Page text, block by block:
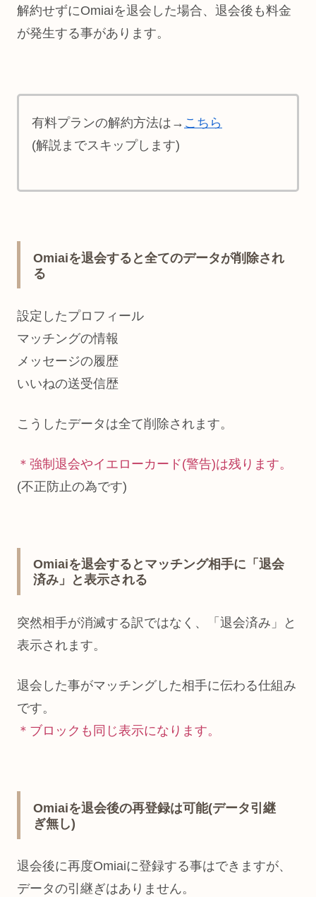
解約せずにOmiaiを退会した場合、退会後も料金
が発生する事があります。
有料プランの解約方法は→ こちら
(解説までスキップします)
Omiaiを退会すると全てのデータが削除され
る
設定したプロフィール
マッチングの情報
メッセージの履歴
いいねの送受信歴
こうしたデータは全て削除されます。
＊強制退会やイエローカード(警告)は残ります。
(不正防止の為です)
Omiaiを退会するとマッチング相手に「退会
済み」と表示される
突然相手が消滅する訳ではなく、「退会済み」と
表示されます。
退会した事がマッチングした相手に伝わる仕組み
です。
＊ブロックも同じ表示になります。
Omiaiを退会後の再登録は可能(データ引継
ぎ無し)
退会後に再度Omiaiに登録する事はできますが、
データの引継ぎはありません。